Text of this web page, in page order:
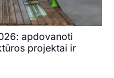
apdovanoti
projektai ir